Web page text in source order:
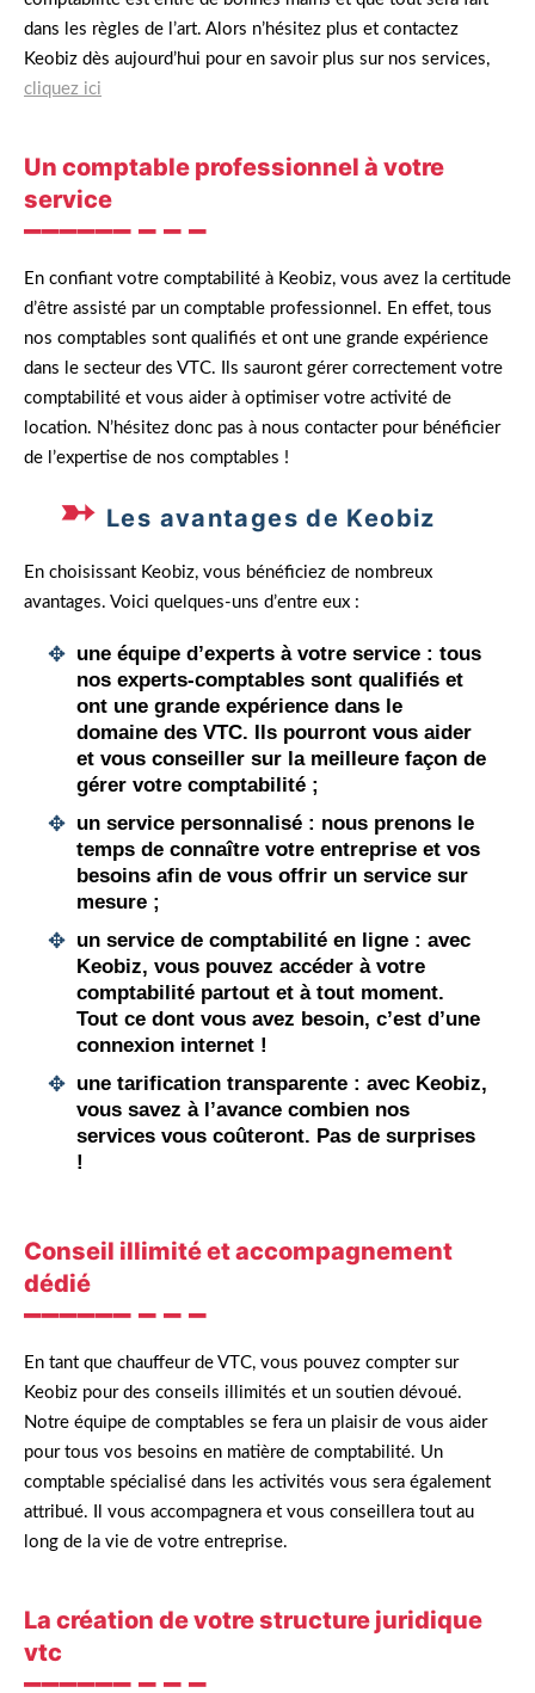
dans les règles de l’art. Alors n’hésitez plus et contactez
Keobiz dès aujourd’hui pour en savoir plus sur nos services,
cliquez ici
Un comptable professionnel à votre
service
En confiant votre comptabilité à Keobiz, vous avez la certitude
d’être assisté par un comptable professionnel. En effet, tous
nos comptables sont qualifiés et ont une grande expérience
dans le secteur des VTC. Ils sauront gérer correctement votre
comptabilité et vous aider à optimiser votre activité de
location. N’hésitez donc pas à nous contacter pour bénéficier
de l’expertise de nos comptables !
Les avantages de Keobiz
En choisissant Keobiz, vous bénéficiez de nombreux
avantages. Voici quelques-uns d’entre eux :
une équipe d’experts à votre service : tous
nos experts-comptables sont qualifiés et
ont une grande expérience dans le
domaine des VTC. Ils pourront vous aider
et vous conseiller sur la meilleure façon de
gérer votre comptabilité ;
un service personnalisé : nous prenons le
temps de connaître votre entreprise et vos
besoins afin de vous offrir un service sur
mesure ;
un service de comptabilité en ligne : avec
Keobiz, vous pouvez accéder à votre
comptabilité partout et à tout moment.
Tout ce dont vous avez besoin, c’est d’une
connexion internet !
une tarification transparente : avec Keobiz,
vous savez à l’avance combien nos
services vous coûteront. Pas de surprises
!
Conseil illimité et accompagnement
dédié
En tant que chauffeur de VTC, vous pouvez compter sur
Keobiz pour des conseils illimités et un soutien dévoué.
Notre équipe de comptables se fera un plaisir de vous aider
pour tous vos besoins en matière de comptabilité. Un
comptable spécialisé dans les activités vous sera également
attribué. Il vous accompagnera et vous conseillera tout au
long de la vie de votre entreprise.
La création de votre structure juridique
vtc